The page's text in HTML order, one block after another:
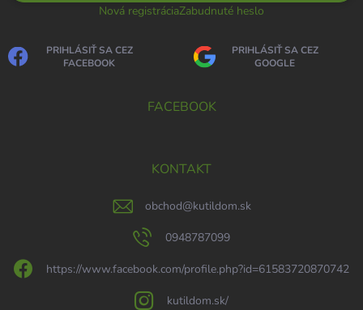
Nová registráciaZabudnuté heslo
PRIHLÁSIŤ SA CEZ
FACEBOOK
PRIHLÁSIŤ SA CEZ
GOOGLE
FACEBOOK
KONTAKT
obchod@kutildom.sk
0948787099
https://www.facebook.com/profile.php?id=61583720870742
kutildom.sk/